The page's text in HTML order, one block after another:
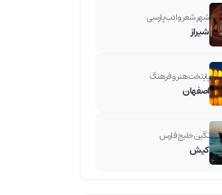
شهر شعر و ادب پارسی
شیراز
پایتخت هنر و فرهنگ
اصفهان
نگین خلیج فارس
کیش